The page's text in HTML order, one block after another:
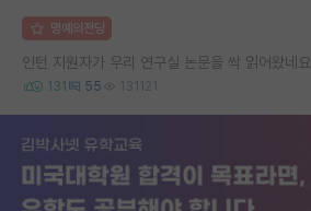
명예의전당
인턴 지원자가 우리 연구실 논문을 싹 읽어왔네요
131 55 131121